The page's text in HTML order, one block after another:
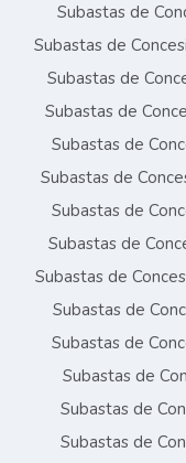
Subastas de
Subastas de
Subastas de
Subastas de
Subastas de
Subastas de
Subastas de
Subastas de
Subastas de
Subastas de
Subastas de
Subastas de
Subastas de
Subastas de